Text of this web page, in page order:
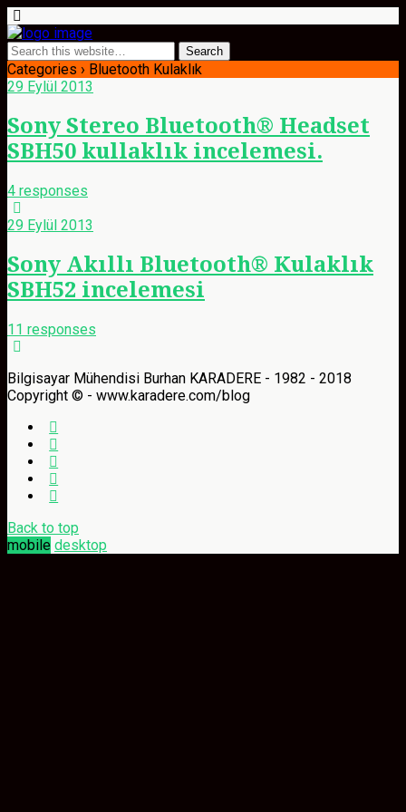
Categories › Bluetooth Kulaklık
29 Eylül 2013
Sony Stereo Bluetooth® Headset
SBH50 kullaklık incelemesi.
4 responses
29 Eylül 2013
Sony Akıllı Bluetooth® Kulaklık
SBH52 incelemesi
11 responses
Bilgisayar Mühendisi Burhan KARADERE - 1982 - 2018
Copyright © - www.karadere.com/blog
Back to top
mobile desktop